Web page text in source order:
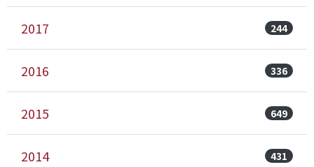
2017 244
2016 336
2015 649
2014 431